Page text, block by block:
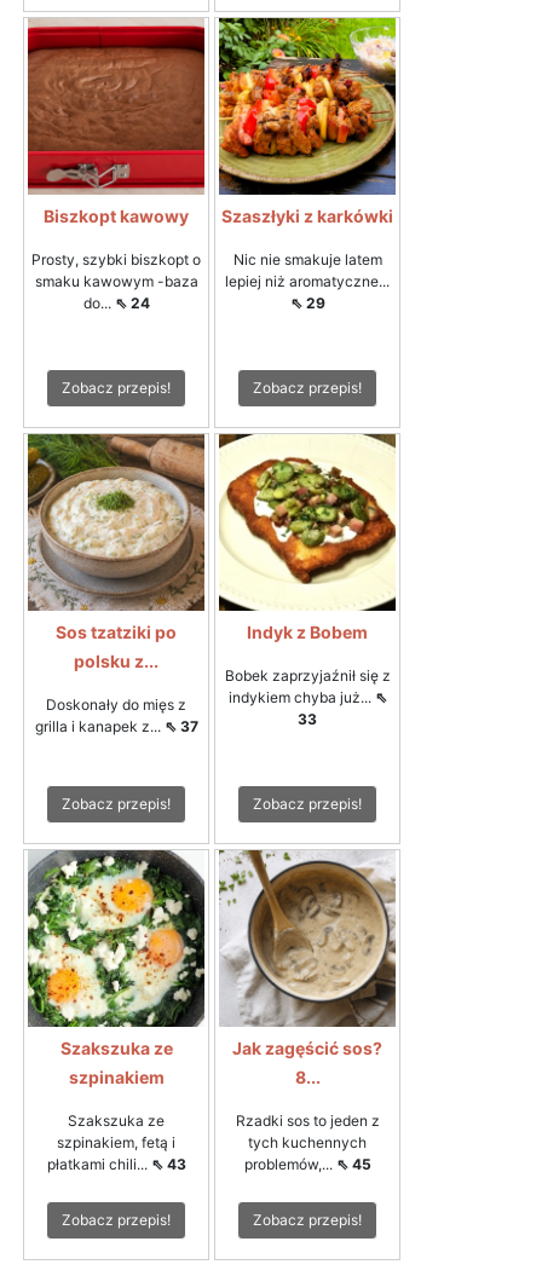
Biszkopt kawowy
Prosty, szybki biszkopt o
smaku kawowym -baza
do... ⇖ 24
Zobacz przepis!
Szaszłyki z karkówki
Nic nie smakuje latem
lepiej niż aromatyczne...
⇖ 29
Zobacz przepis!
Sos tzatziki po
polsku z...
Doskonały do mięs z
grilla i kanapek z... ⇖ 37
Zobacz przepis!
Indyk z Bobem
Bobek zaprzyjaźnił się z
indykiem chyba już... ⇖
33
Zobacz przepis!
Szakszuka ze
szpinakiem
Szakszuka ze
szpinakiem, fetą i
płatkami chili... ⇖ 43
Zobacz przepis!
Jak zagęścić sos?
8...
Rzadki sos to jeden z
tych kuchennych
problemów,... ⇖ 45
Zobacz przepis!